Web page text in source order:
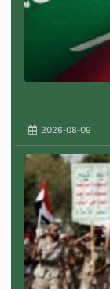
2026-08-09